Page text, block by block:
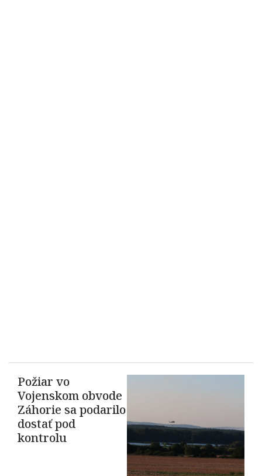
Požiar vo
Vojenskom obvode
Záhorie sa podarilo
dostať pod
kontrolu